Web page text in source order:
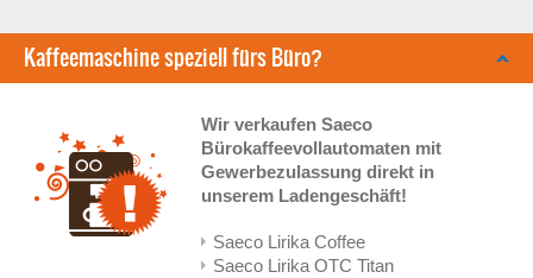
Kaffeemaschine speziell fürs Büro?
Wir verkaufen Saeco
Bürokaffeevollautomaten mit
Gewerbezulassung direkt in
unserem Ladengeschäft!
Saeco Lirika Coffee
Saeco Lirika OTC Titan